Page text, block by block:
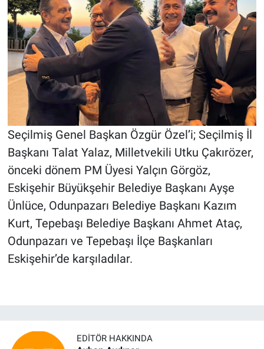
Seçilmiş Genel Başkan Özgür Özel’i; Seçilmiş İl
Başkanı Talat Yalaz, Milletvekili Utku Çakırözer,
önceki dönem PM Üyesi Yalçın Görgöz,
Eskişehir Büyükşehir Belediye Başkanı Ayşe
Ünlüce, Odunpazarı Belediye Başkanı Kazım
Kurt, Tepebaşı Belediye Başkanı Ahmet Ataç,
Odunpazarı ve Tepebaşı İlçe Başkanları
Eskişehir’de karşıladılar.
EDITÖR HAKKINDA